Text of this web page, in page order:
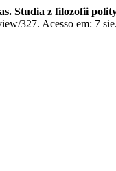
Studia z filozofii
327. Acesso em: 7